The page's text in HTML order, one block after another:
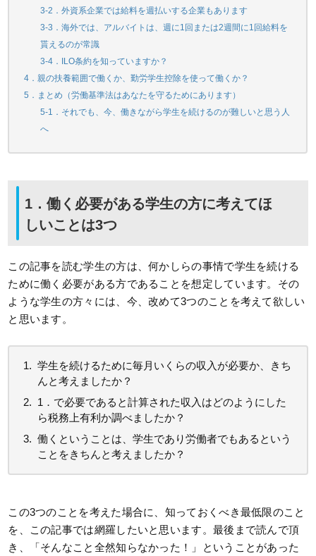
3-2．外資系企業では給料を週払いする企業もあります
3-3．海外では、アルバイトは、週に1回または2週間に1回給料を
貰えるのが常識
3-4．ILO条約を知っていますか？
4．親の扶養範囲で働くか、勤労学生控除を使って働くか？
5．まとめ（労働基準法はあなたを守るためにあります）
5-1．それでも、今、働きながら学生を続けるのが難しいと思う人
へ
1．働く必要がある学生の方に考えてほ
しいことは3つ
この記事を読む学生の方は、何かしらの事情で学生を続ける
ために働く必要がある方であることを想定しています。その
ような学生の方々には、今、改めて3つのことを考えて欲しい
と思います。
学生を続けるために毎月いくらの収入が必要か、きち
んと考えましたか？
1．で必要であると計算された収入はどのようにした
ら税務上有利か調べましたか？
働くということは、学生であり労働者でもあるという
ことをきちんと考えましたか？
この3つのことを考えた場合に、知っておくべき最低限のこと
を、この記事では網羅したいと思います。最後まで読んで頂
き、「そんなこと全然知らなかった！」ということがあった